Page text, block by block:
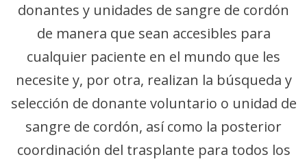
donantes y unidades de sangre de cordón
de manera que sean accesibles para
cualquier paciente en el mundo que les
necesite y, por otra, realizan la búsqueda y
selección de donante voluntario o unidad de
sangre de cordón, así como la posterior
coordinación del trasplante para todos los